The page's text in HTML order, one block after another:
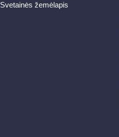
Svetainės žemėlapis